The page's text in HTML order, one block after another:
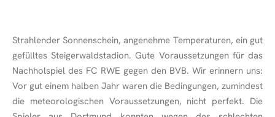
Strahlender Sonnenschein, angenehme Temperaturen, ein gut
gefülltes Steigerwaldstadion. Gute Voraussetzungen für das
Nachholspiel des FC RWE gegen den BVB. Wir erinnern uns:
Vor gut einem halben Jahr waren die Bedingungen, zumindest
die meteorologischen Voraussetzungen, nicht perfekt. Die